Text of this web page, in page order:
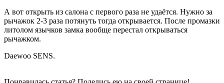
А вот открыть из салона с первого раза не удаётся. Нужно за
рычажок 2-3 раза потянуть тогда открывается. После промазки
литолом язычков замка вообще перестал открываться
рычажком.
Daewoo SENS.